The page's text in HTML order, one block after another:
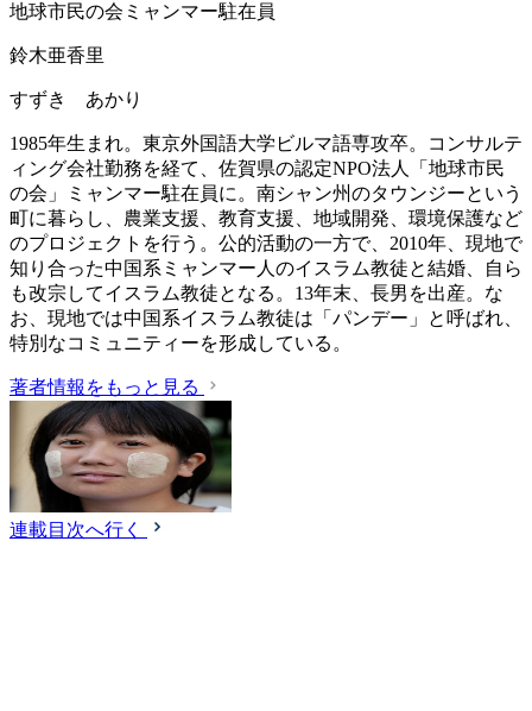
地球市民の会ミャンマー駐在員
鈴木亜香里
すずき あかり
1985年生まれ。東京外国語大学ビルマ語専攻卒。コンサルテ
ィング会社勤務を経て、佐賀県の認定NPO法人「地球市民
の会」ミャンマー駐在員に。南シャン州のタウンジーという
町に暮らし、農業支援、教育支援、地域開発、環境保護など
のプロジェクトを行う。公的活動の一方で、2010年、現地で
知り合った中国系ミャンマー人のイスラム教徒と結婚、自ら
も改宗してイスラム教徒となる。13年末、長男を出産。な
お、現地では中国系イスラム教徒は「パンデー」と呼ばれ、
特別なコミュニティーを形成している。
著者情報をもっと見る
連載目次へ行く